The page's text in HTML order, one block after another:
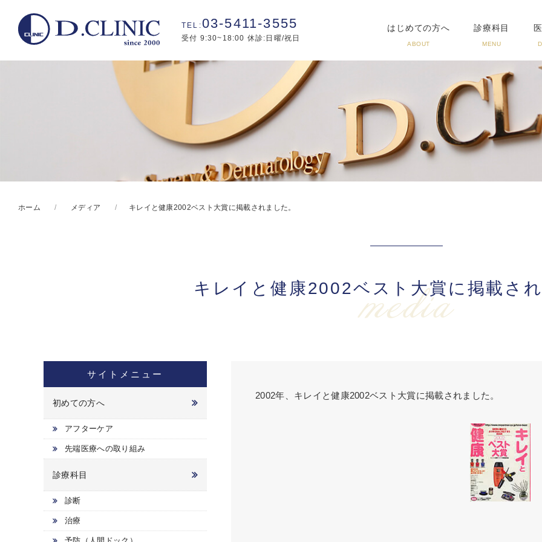
03-5411-3555
受付 9:30~18:00 休診:日曜/祝日
はじめての方へ
ABOUT
診療科目
MENU
ホーム メディア キレイと健康2002ベスト大賞に掲載されました。
キレイと健康2002ベスト大賞に掲載され
media
2002年、キレイと健康2002ベスト大賞に掲載されました。
サイトメニュー
初めての方へ
アフターケア
先端医療への取り組み
診療科目
診断
治療